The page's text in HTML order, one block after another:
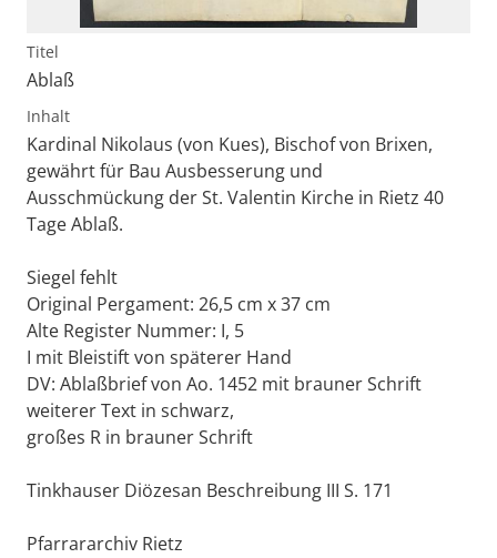
Titel
Ablaß
Inhalt
Kardinal Nikolaus (von Kues), Bischof von Brixen,
gewährt für Bau Ausbesserung und
Ausschmückung der St. Valentin Kirche in Rietz 40
Tage Ablaß.
Siegel fehlt
Original Pergament: 26,5 cm x 37 cm
Alte Register Nummer: I, 5
I mit Bleistift von späterer Hand
DV: Ablaßbrief von Ao. 1452 mit brauner Schrift
weiterer Text in schwarz,
großes R in brauner Schrift
Tinkhauser Diözesan Beschreibung III S. 171
Pfarrararchiv Rietz